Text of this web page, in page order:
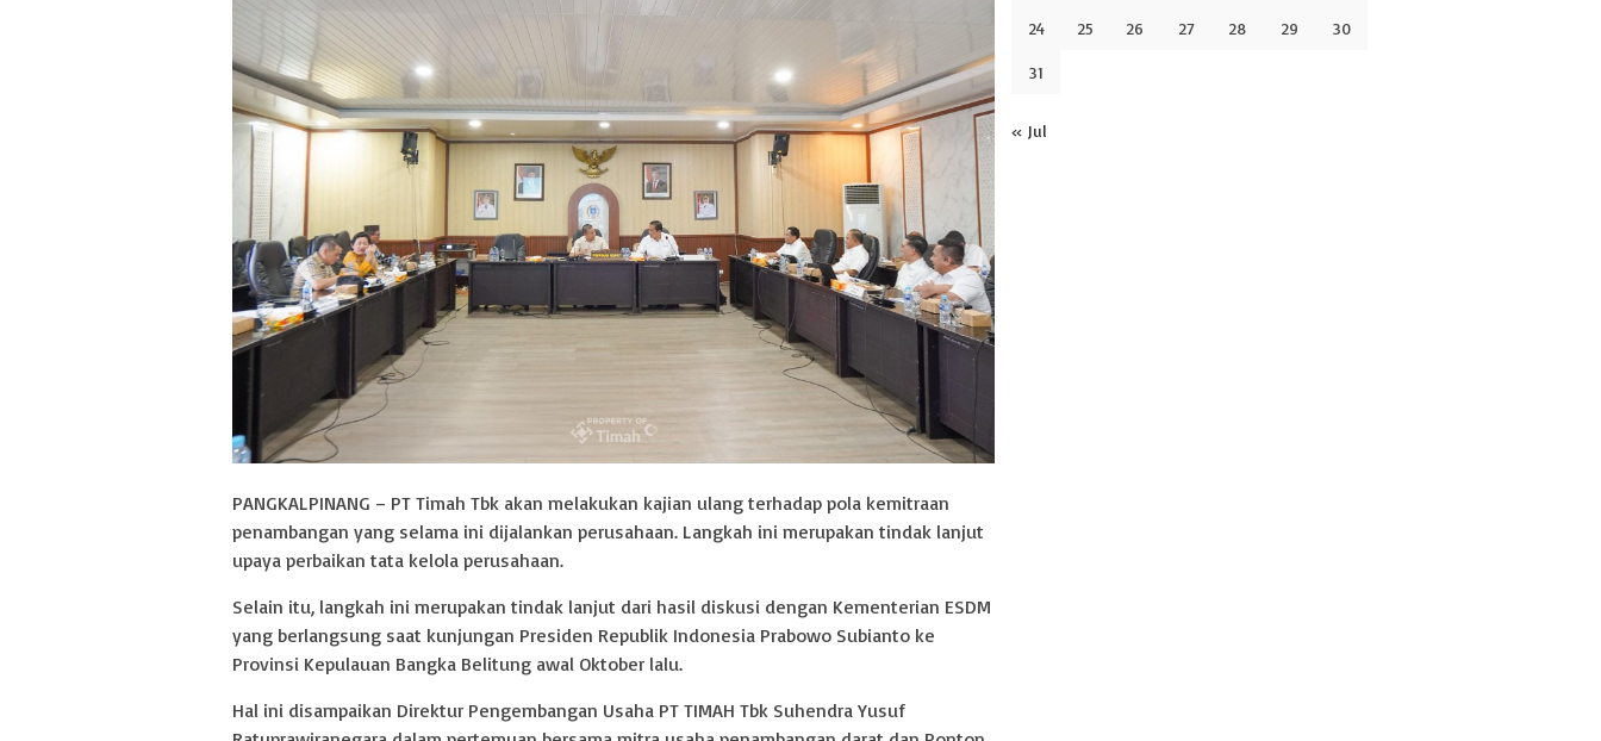
PANGKALPINANG – PT Timah Tbk akan melakukan kajian ulang terhadap pola kemitraan
penambangan yang selama ini dijalankan perusahaan. Langkah ini merupakan tindak lanjut
upaya perbaikan tata kelola perusahaan.
Selain itu, langkah ini merupakan tindak lanjut dari hasil diskusi dengan Kementerian ESDM
yang berlangsung saat kunjungan Presiden Republik Indonesia Prabowo Subianto ke
Provinsi Kepulauan Bangka Belitung awal Oktober lalu.
Hal ini disampaikan Direktur Pengembangan Usaha PT TIMAH Tbk Suhendra Yusuf
24 25 26 27 28 29 30
31
« Jul